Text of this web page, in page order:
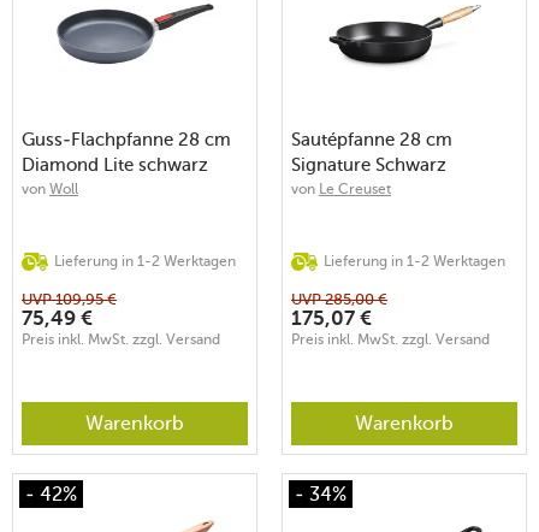
Guss-Flachpfanne 28 cm
Diamond Lite schwarz
von Woll
Lieferung in 1-2 Werktagen
UVP109,95 €
75,49 €
Preis inkl. MwSt. zzgl. Versand
Warenkorb
Sautépfanne 28 cm
Signature Schwarz
von Le Creuset
Lieferung in 1-2 Werktagen
UVP285,00 €
175,07 €
Preis inkl. MwSt. zzgl. Versand
Warenkorb
- 42% - 34%